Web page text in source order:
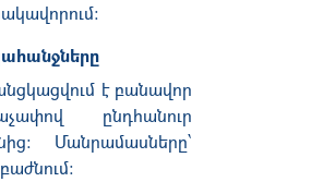
։
անցկացվում է բանավոր
ընդհանուր
Մանրամասները՝
բաժնում: